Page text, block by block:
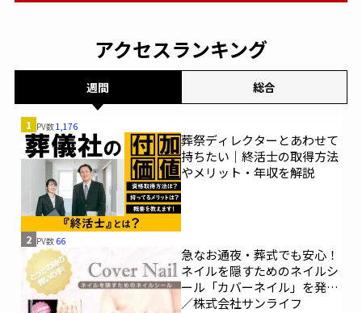
アクセスランキング
週間 総合
1 PV数1,176
葬祭ディレクターとあわせて
持ちたい｜終活士の取得方法
やメリット・年収を解説
2 PV数 66
急なお通夜・葬式でも安心！
ネイルを隠すためのネイルシ
ール「カバーネイル」を発売
／株式会社サンライフ